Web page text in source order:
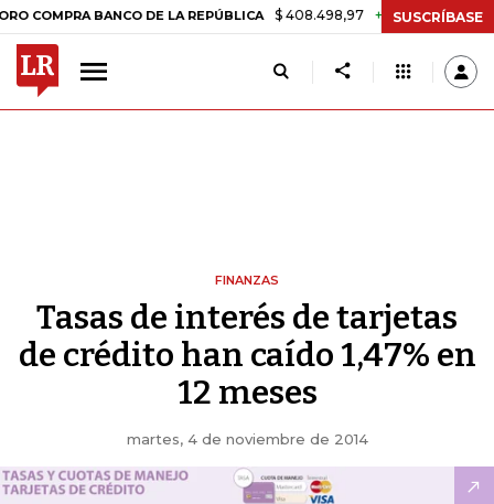
BANCO DE LA REPÚBLICA $ 408.498,97 +$ 8.753,81 +2,19%
SUSCRÍBASE
FINANZAS
Tasas de interés de tarjetas
de crédito han caído 1,47% en
12 meses
martes, 4 de noviembre de 2014